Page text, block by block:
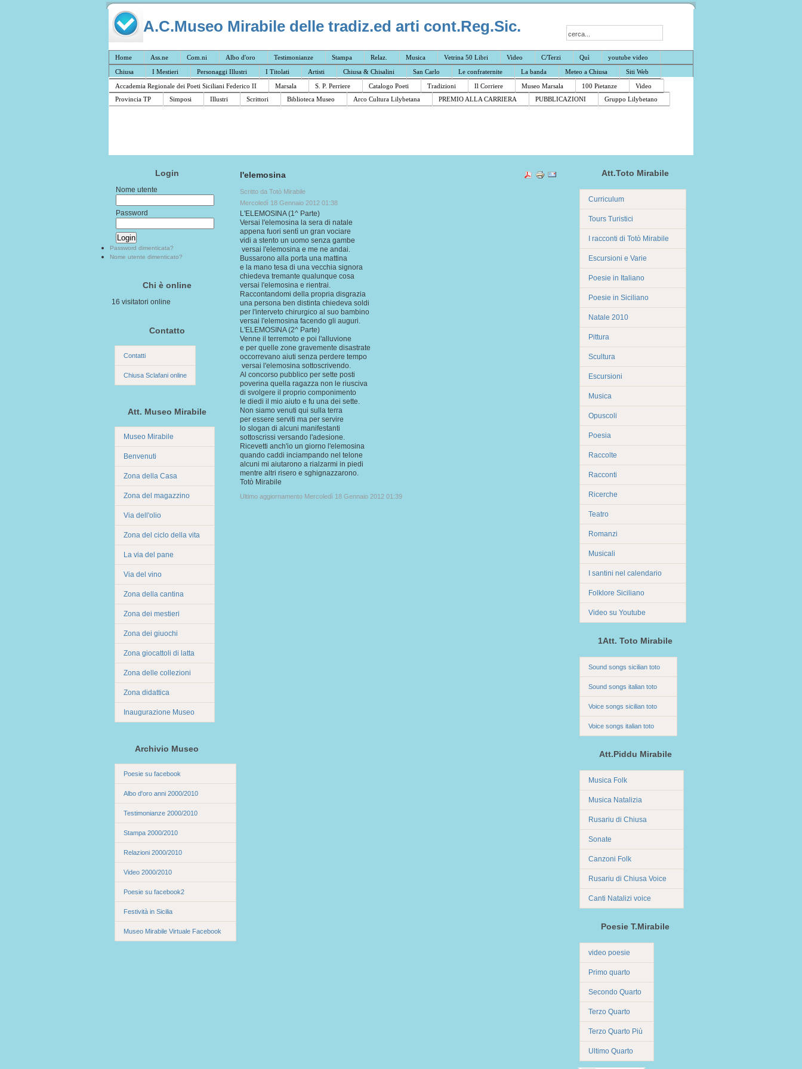
A.C.Museo Mirabile delle tradiz.ed arti cont.Reg.Sic.
Home Ass.ne Com.ni Albo d'oro Testimonianze Stampa Relaz. Musica Vetrina 50 Libri Video C/Terzi Quì
youtube video
Chiusa
I Mestieri Personaggi Illustri I Titolati Artisti Chiusa & Chisalini San Carlo Le confraternite La banda Meteo a Chiusa
Siti Web
Accademia Regionale dei Poeti Siciliani Federico II
Marsala S. P. Perriere Catalogo Poeti Tradizioni Il Corriere Museo Marsala 100 Pietanze
Video
Provincia TP
Simposi Illustri Scrittori Biblioteca Museo Arco Cultura Lilybetana PREMIO ALLA CARRIERA PUBBLICAZIONI Gruppo Lilybetano
Login
Nome utente
Password
Password dimenticata?
Nome utente dimenticato?
Chi è online
16 visitatori online
Contatto
Contatti
Chiusa Sclafani online
Att. Museo Mirabile
Museo Mirabile
Benvenuti
Zona della Casa
Zona del magazzino
Via dell'olio
Zona del ciclo della vita
La via del pane
Via del vino
Zona della cantina
Zona dei mestieri
Zona dei giuochi
Zona giocattoli di latta
Zona delle collezioni
Zona didattica
Inaugurazione Museo
Archivio Museo
Poesie su facebook
Albo d'oro anni 2000/2010
Testimonianze 2000/2010
Stampa 2000/2010
Relazioni 2000/2010
Video 2000/2010
Poesie su facebook2
Festività in Sicilia
Museo Mirabile Virtuale Facebook
l'elemosina
Scritto da Totò Mirabile
Mercoledì 18 Gennaio 2012 01:38
L'ELEMOSINA (1^ Parte)
Versai l'elemosina la sera di natale
appena fuori sentì un gran vociare
vidi a stento un uomo senza gambe
versai l'elemosina e me ne andai.
Bussarono alla porta una mattina
e la mano tesa di una vecchia signora
chiedeva tremante qualunque cosa
versai l'elemosina e rientrai.
Raccontandomi della propria disgrazia
una persona ben distinta chiedeva soldi
per l'interveto chirurgico al suo bambino
versai l'elemosina facendo gli auguri.
L'ELEMOSINA (2^ Parte)
Venne il terremoto e poi l'alluvione
e per quelle zone gravemente disastrate
occorrevano aiuti senza perdere tempo
versai l'elemosina sottoscrivendo.
Al concorso pubblico per sette posti
poverina quella ragazza non le riusciva
di svolgere il proprio componimento
le diedi il mio aiuto e fu una dei sette.
Non siamo venuti qui sulla terra
per essere serviti ma per servire
lo slogan di alcuni manifestanti
sottoscrissi versando l'adesione.
Ricevetti anch'io un giorno l'elemosina
quando caddi inciampando nel telone
alcuni mi aiutarono a rialzarmi in piedi
mentre altri risero e sghignazzarono.
Totò Mirabile
Ultimo aggiornamento Mercoledì 18 Gennaio 2012 01:39
Att.Toto Mirabile
Curriculum
Tours Turistici
I racconti di Totò Mirabile
Escursioni e Varie
Poesie in Italiano
Poesie in Siciliano
Natale 2010
Pittura
Scultura
Escursioni
Musica
Opuscoli
Poesia
Raccolte
Racconti
Ricerche
Teatro
Romanzi
Musicali
I santini nel calendario
Folklore Siciliano
Video su Youtube
1Att. Toto Mirabile
Sound songs sicilian toto
Sound songs italian toto
Voice songs sicilian toto
Voice songs italian toto
Att.Piddu Mirabile
Musica Folk
Musica Natalizia
Rusariu di Chiusa
Sonate
Canzoni Folk
Rusariu di Chiusa Voice
Canti Natalizi voice
Poesie T.Mirabile
video poesie
Primo quarto
Secondo Quarto
Terzo Quarto
Terzo Quarto Più
Ultimo Quarto